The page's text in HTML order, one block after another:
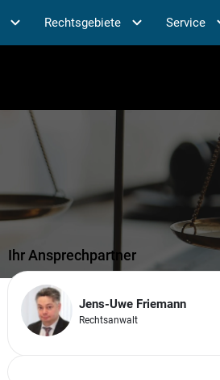
Rechtsgebiete Service
Ihr Ansprechpartner
Jens-Uwe Friemann
Rechtsanwalt